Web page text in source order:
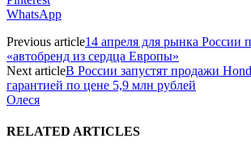
WhatsApp
Previous article14 апреля для рынка России
«автобренд из сердца Европы»
Next articleВ России запустят продажи
гарантией по цене 5,9 млн рублей
Олеся
RELATED ARTICLES